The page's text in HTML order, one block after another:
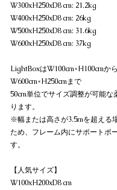
W300xH250xD8 cm: 21.2kg
W400xH250xD8 cm: 26kg
W500xH250xD8 cm: 31.6kg
W600xH250xD8 cm: 37kg
LightBoxはW100cm×H100cmか
W600cm×H250cmまで
50cm単位でサイズ調整が可能な
ります。
※幅または高さが3.5mを超える
ため、フレーム内にサポートポ
す。
【人気サイズ】
W100xH200xD8 cm